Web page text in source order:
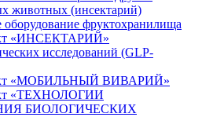
животных (инсектарий)
оборудование фруктохранилища
«ИНСЕКТАРИЙ»
исследований (GLP-
«МОБИЛЬНЫЙ ВИВАРИЙ»
«ТЕХНОЛОГИИ
БИОЛОГИЧЕСКИХ